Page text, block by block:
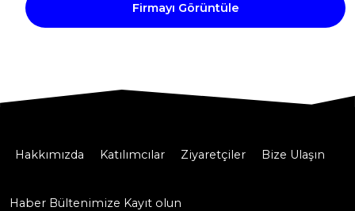
Firmayı Görüntüle
Hakkımızda Katılımcılar Ziyaretçiler Bize Ulaşın
Haber Bültenimize Kayıt olun